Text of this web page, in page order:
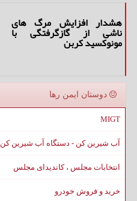
هشدار افزایش مرگ های
ناشی از گازگرفتگی با
مونوکسید کربن
دوستان ایمن رها
MIGT
آب شیرین کن - دستگاه آب شیرین کن
انتخابات مجلس ، کاندیدای مجلس
خرید و فروش خودرو